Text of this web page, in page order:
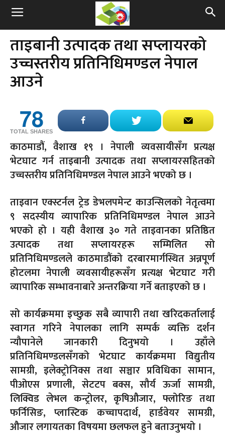
ताइबानी उत्पादक तथा सप्लायरको
उच्चस्तरीय प्रतिनिधिमण्डल नेपाल
आउने
78
TOTAL SHARES
काठमाडौं, वैशाख १९ । नेपाली व्यवसायीसँग प्रत्यक्ष
भेटघाट गर्न ताइबानी उत्पादक तथा सप्लायरसहितको
उच्चस्तरीय प्रतिनिधिमण्डल नेपाल आउने भएको छ ।
ताइवान एक्स्टर्नल ट्रेड डेभलपमेन्ट काउन्सिलको नेतृत्वमा
९ सदस्यीय व्यापारिक प्रतिनिधिमण्डल नेपाल आउने
भएको हो । यही वैशाख ३० गते ताइवानका प्रतिष्ठित
उत्पादक तथा सप्लायरहरू सम्मिलित सो
प्रतिनिधिमण्डलले काठमाडौंको दरबारमार्गस्थित अन्नपूर्ण
होटलमा नेपाली व्यवसायीहरूसँग प्रत्यक्ष भेटघाट गरी
व्यापारिक सम्भावनाबारे अन्तरक्रिया गर्ने बताइएको छ ।
सो कार्यक्रममा इच्छुक सबै व्यापारी तथा खरिदकर्तालाई
स्वागत गरिने नेपालका लागि सम्पर्क व्यक्ति दर्शन
न्यौपानेले जानकारी दिनुभयो । उहाँले
प्रतिनिधिमण्डलसँगको भेटघाट कार्यक्रममा विद्य‍ुतीय
सामग्री, इलेक्ट्रोनिक्स तथा सञ्चार प्रविधिका सामान,
पीओएस प्रणाली, सेटटप बक्स, सौर्य ऊर्जा सामग्री,
लिक्विड लेभल कन्ट्रोलर, कृषिऔजार, फ्लोरिङ तथा
फर्निसिङ, प्लास्टिक कच्चापदार्थ, हार्डवेयर सामग्री,
औजार लगायतका विषयमा छलफल हुने बताउनुभयो ।